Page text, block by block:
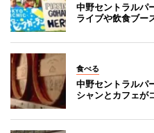
中野セントラルパ
ライブや飲食ブー
食べる
中野セントラルパ
シャンとカフェが